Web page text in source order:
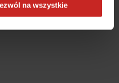
na wszystkie
information).